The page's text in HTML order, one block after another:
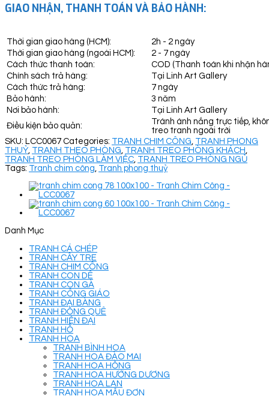
GIAO NHẬN, THANH TOÁN VÀ BẢO HÀNH:
Thời gian giao hàng (HCM):
2h - 2 ngày
Thời gian giao hàng (ngoài HCM):
2 - 7 ngày
Cách thức thanh toán:
COD (Thanh toán khi nhận
Chính sách trả hàng:
Tại Linh Art Gallery
Cách thức trả hàng:
7 ngày
Bảo hành:
3 năm
Nơi bảo hành:
Tại Linh Art Gallery
Điều kiện bảo quản:
Tránh ánh nắng trực tiếp,
treo tranh ngoài trời
SKU: LCC0067 Categories: TRANH CHIM CÔNG TRANH PHONG
THUỶ TRANH THEO PHÒNG TRANH TREO PHÒNG KHÁCH
TRANH TREO PHÒNG LÀM VIỆC TRANH TREO PHÒNG NGỦ
Tags: Tranh chim công Tranh phong thuỷ
Danh Mục
TRANH CÁ CHÉP
TRANH CÂY TRE
TRANH CHIM CÔNG
TRANH CON DÊ
TRANH CON GÀ
TRANH CÔNG GIÁO
TRANH ĐẠI BÀNG
TRANH ĐỒNG QUÊ
TRANH HIỆN ĐẠI
TRANH HỔ
TRANH HOA
TRANH BÌNH HOA
TRANH HOA ĐÀO MAI
TRANH HOA HỒNG
TRANH HOA HƯỚNG DƯƠNG
TRANH HOA LAN
TRANH HOA MẪU ĐƠN